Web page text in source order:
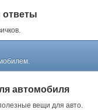
автомобиля
вещи для авто.